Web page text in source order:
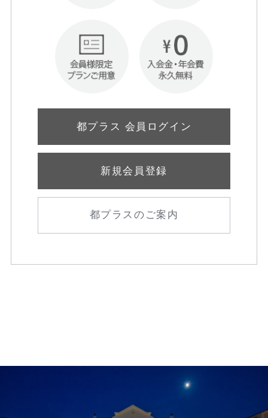
都プラス 会員ログイン
新規会員登録
都プラスのご案内